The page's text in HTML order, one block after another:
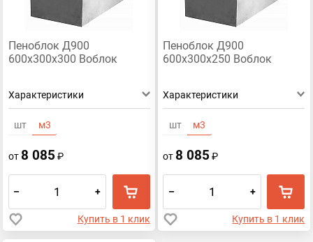
Пеноблок Д900
600х300х300 Воблок
Характеристики
шт м3
от 8 085 ₽
– +
Купить в 1 клик
Пеноблок Д900
600х300х250 Воблок
Характеристики
шт м3
от 8 085 ₽
– +
Купить в 1 клик